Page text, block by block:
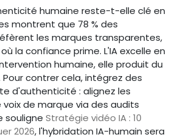
humaine reste-t-elle clé en
montrent que 78 % des
les marques transparentes,
la confiance prime. L'IA excelle en
humaine, elle produit du
contrer cela, intégrez des
d'authenticité : alignez les
de marque via des audits
souligne Stratégie vidéo IA : 10
2026, l'hybridation IA-humain sera